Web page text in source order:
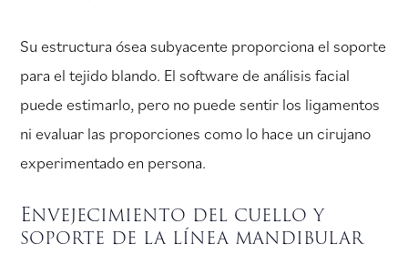
Su estructura ósea subyacente proporciona el soporte
para el tejido blando. El software de análisis facial
puede estimarlo, pero no puede sentir los ligamentos
ni evaluar las proporciones como lo hace un cirujano
experimentado en persona.
Envejecimiento del cuello y
soporte de la línea mandibular